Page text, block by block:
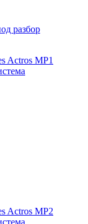
разбор
Actros MP1
Actros MP2